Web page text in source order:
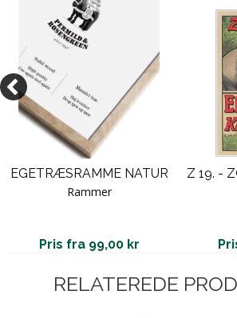
EGETRÆSRAMME NATUR
Rammer
Pris fra 99,00 kr
RELATEREDE